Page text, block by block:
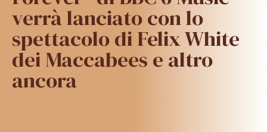
verrà lanciato con lo
spettacolo di Felix White
dei Maccabees e altro
ancora